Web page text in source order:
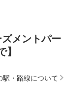
メントパー
】
駅・路線について